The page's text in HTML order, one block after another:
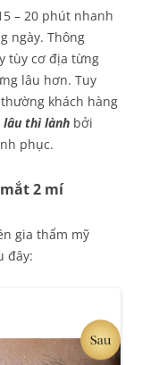
– 20 phút nhanh
ngày. Thông
tùy cơ địa từng
lâu hơn. Tuy
khách hàng
thì lành bởi
phục.
2 mí
gia thẩm mỹ
đây: